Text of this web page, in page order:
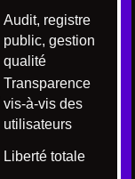
Audit, registre
public, gestion
qualité
Transparence
vis-à-vis des
utilisateurs
Liberté totale